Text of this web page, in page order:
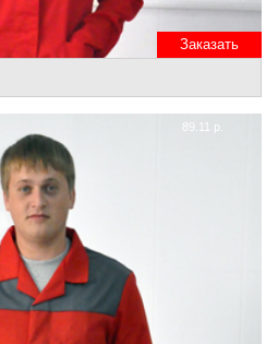
Заказать
89.11 р.